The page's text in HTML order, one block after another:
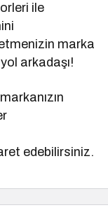
ile
marka
arkadaşı!
edebilirsiniz.